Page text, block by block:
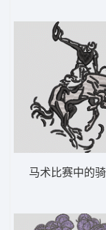
马术比赛中的